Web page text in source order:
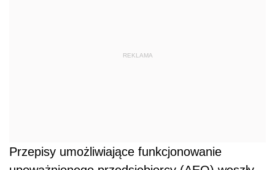
REKLAMA
Przepisy umożliwiające funkcjonowanie